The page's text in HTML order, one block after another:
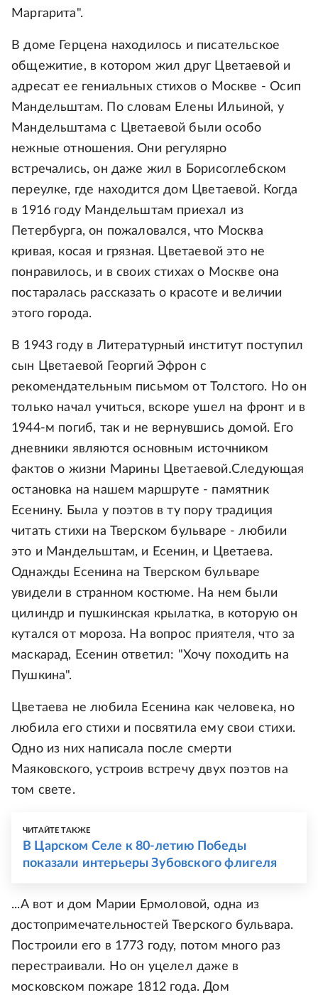
Маргарита".
В доме Герцена находилось и писательское
общежитие, в котором жил друг Цветаевой и
адресат ее гениальных стихов о Москве - Осип
Мандельштам. По словам Елены Ильиной, у
Мандельштама с Цветаевой были особо
нежные отношения. Они регулярно
встречались, он даже жил в Борисоглебском
переулке, где находится дом Цветаевой. Когда
в 1916 году Мандельштам приехал из
Петербурга, он пожаловался, что Москва
кривая, косая и грязная. Цветаевой это не
понравилось, и в своих стихах о Москве она
постаралась рассказать о красоте и величии
этого города.
В 1943 году в Литературный институт поступил
сын Цветаевой Георгий Эфрон с
рекомендательным письмом от Толстого. Но он
только начал учиться, вскоре ушел на фронт и в
1944-м погиб, так и не вернувшись домой. Его
дневники являются основным источником
фактов о жизни Марины Цветаевой.Следующая
остановка на нашем маршруте - памятник
Есенину. Была у поэтов в ту пору традиция
читать стихи на Тверском бульваре - любили
это и Мандельштам, и Есенин, и Цветаева.
Однажды Есенина на Тверском бульваре
увидели в странном костюме. На нем были
цилиндр и пушкинская крылатка, в которую он
кутался от мороза. На вопрос приятеля, что за
маскарад, Есенин ответил: "Хочу походить на
Пушкина".
Цветаева не любила Есенина как человека, но
любила его стихи и посвятила ему свои стихи.
Одно из них написала после смерти
Маяковского, устроив встречу двух поэтов на
том свете.
ЧИТАЙТЕ ТАКЖЕ
В Царском Селе к 80-летию Победы
показали интерьеры Зубовского флигеля
...А вот и дом Марии Ермоловой, одна из
достопримечательностей Тверского бульвара.
Построили его в 1773 году, потом много раз
перестраивали. Но он уцелел даже в
московском пожаре 1812 года. Дом